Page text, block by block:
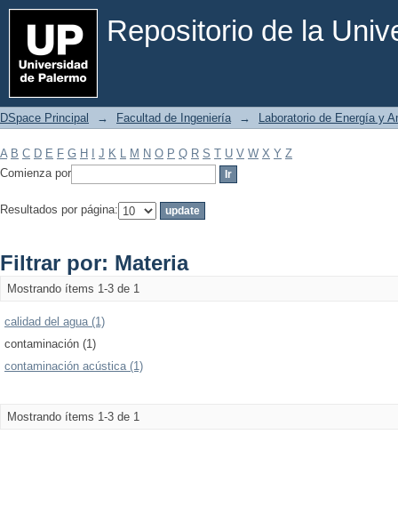
Repositorio de la
Filtrar por: Materia
DSpace Principal → Facultad de Ingeniería → Laboratorio de Energía y
A B C D E F G H J K L M N O P Q R S T U V W X Y Z
Comienza por
Resultados por página:
Filtrar por: Materia
Mostrando ítems 1-3 de 1
calidad del agua (1)
contaminación (1)
contaminación acústica (1)
Mostrando ítems 1-3 de 1